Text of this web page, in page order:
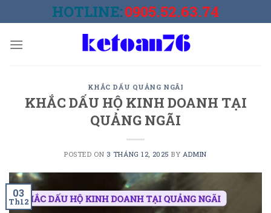
to
HOTLINE:0905.52.63.74
KHẮC DẤU QUẢNG NGÃI
KHẮC DẤU HỘ KINH DOANH TẠI
QUẢNG NGÃI
POSTED ON 3 THÁNG 12, 2025 BY ADMIN
03
Th12